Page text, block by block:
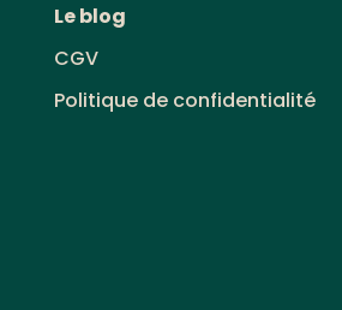
Le blog
CGV
Politique de confidentialité